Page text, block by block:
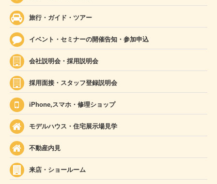
旅行・ガイド・ツアー
イベント・セミナーの開催告知・参加申込
会社説明会・採用説明会
採用面接・スタッフ登録説明会
iPhone,スマホ・修理ショップ
モデルハウス・住宅展示場見学
不動産内見
来店・ショールーム